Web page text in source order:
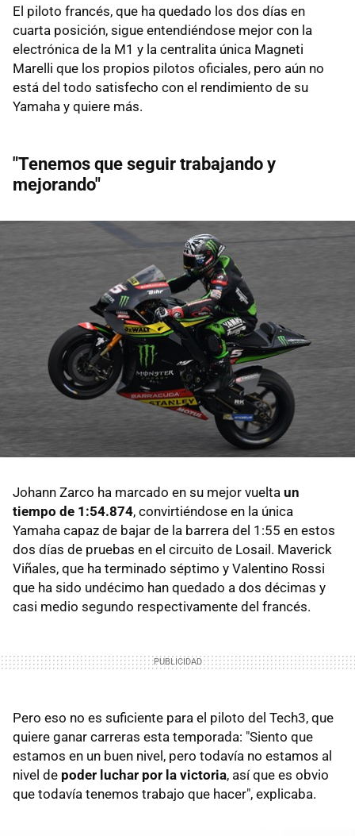
El piloto francés, que ha quedado los dos días en
cuarta posición, sigue entendiéndose mejor con la
electrónica de la M1 y la centralita única Magneti
Marelli que los propios pilotos oficiales, pero aún no
está del todo satisfecho con el rendimiento de su
Yamaha y quiere más.
"Tenemos que seguir trabajando y
mejorando"
Johann Zarco ha marcado en su mejor vuelta un
tiempo de 1:54.874, convirtiéndose en la única
Yamaha capaz de bajar de la barrera del 1:55 en estos
dos días de pruebas en el circuito de Losail. Maverick
Viñales, que ha terminado séptimo y Valentino Rossi
que ha sido undécimo han quedado a dos décimas y
casi medio segundo respectivamente del francés.
Pero eso no es suficiente para el piloto del Tech3, que
quiere ganar carreras esta temporada: "Siento que
estamos en un buen nivel, pero todavía no estamos al
nivel de poder luchar por la victoria, así que es obvio
que todavía tenemos trabajo que hacer", explicaba.